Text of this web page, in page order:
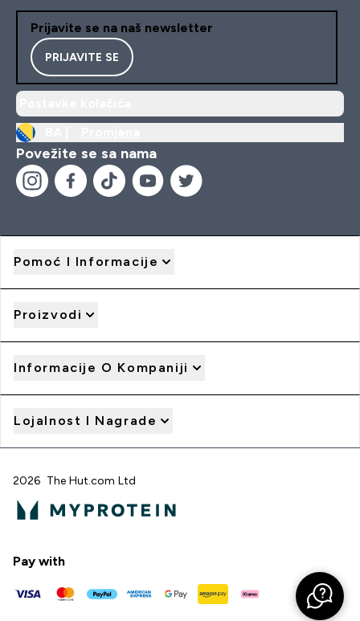
Prijavite se na naš newsletter
PRIJAVITE SE
Povežite se sa nama
Pomoć I Informacije
Proizvodi
Informacije O Kompaniji
Lojalnost I Nagrade
2026 The Hut.com Ltd
Pay with